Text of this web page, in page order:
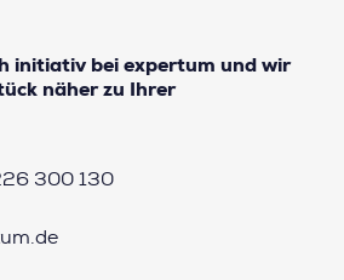
initiativ bei expertum und wir
näher zu Ihrer
300 130